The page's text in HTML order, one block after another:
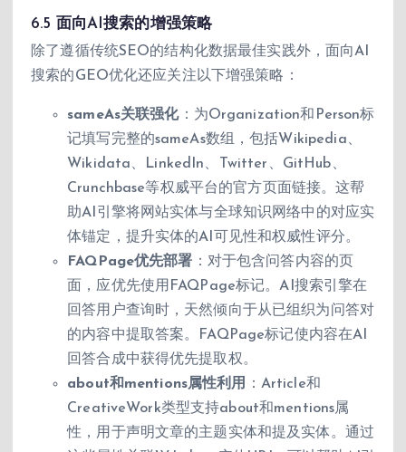
6.5 面向AI搜索的增强策略
除了遵循传统SEO的结构化数据最佳实践外，面向AI
搜索的GEO优化还应关注以下增强策略：
sameAs关联强化：为Organization和Person标
记填写完整的sameAs数组，包括Wikipedia、
Wikidata、LinkedIn、Twitter、GitHub、
Crunchbase等权威平台的官方页面链接。这帮
助AI引擎将网站实体与全球知识网络中的对应实
体锚定，提升实体的AI可见性和权威性评分。
FAQPage优先部署 ：对于包含问答内容的页
面，应优先使用FAQPage标记。AI搜索引擎在
回答用户查询时，天然倾向于从已组织为问答对
的内容中提取答案。FAQPage标记使内容在AI
回答合成中获得优先提取权。
about和mentions属性利用 ：Article和
CreativeWork类型支持about和mentions属
性，用于声明文章的主题实体和提及实体。通过